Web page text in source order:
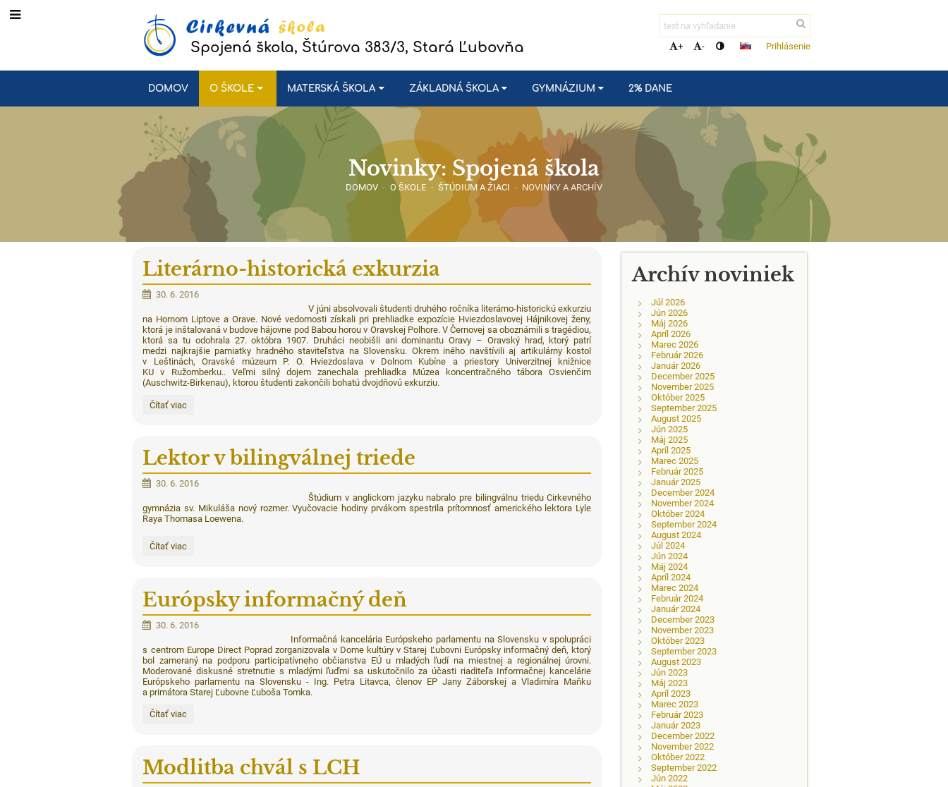
Spojená škola, Štúrova 383/3, Stará Ľubovňa + - Prihlásenie
DOMOV O ŠKOLE MATERSKÁ ŠKOLA ZÁKLADNÁ ŠKOLA GYMNÁZIUM 2% DANE
Novinky: Spojená škola
DOMOV - O ŠKOLE - ŠTÚDIUM A ŽIACI - NOVINKY A ARCHÍV
Literárno-historická exkurzia
30. 6. 2016
V júni absolvovali študenti druhého ročníka literárno-historickú exkurziu
na Hornom Liptove a Orave. Nové vedomosti získali pri prehliadke expozície Hviezdoslavovej Hájnikovej ženy,
ktorá je inštalovaná v budove hájovne pod Babou horou v Oravskej Polhore. V Černovej sa oboznámili s tragédiou,
ktorá sa tu odohrala 27. októbra 1907. Druháci neobišli ani dominantu Oravy – Oravský hrad, ktorý patrí
medzi najkrajšie pamiatky hradného staviteľstva na Slovensku. Okrem iného navštívili aj artikulárny kostol
v Leštinách, Oravské múzeum P. O. Hviezdoslava v Dolnom Kubíne a priestory Univerzitnej knižnice
KU v Ružomberku.. Veľmi silný dojem zanechala prehliadka Múzea koncentračného tábora Osvienčim
(Auschwitz-Birkenau), ktorou študenti zakončili bohatú dvojdňovú exkurziu.
Literárno-
Čítať viac
Lektor v bilingválnej triede
30. 6. 2016
Štúdium v anglickom jazyku nabralo pre bilingválnu triedu Cirkevného
gymnázia sv. Mikuláša nový rozmer. Vyučovacie hodiny prvákom spestrila prítomnosť amerického lektora Lyle
Raya Thomasa Loewena.
Lektor
Čítať viac
Európsky informačný deň
30. 6. 2016
Informačná kancelária Európskeho parlamentu na Slovensku v spolupráci
s centrom Europe Direct Poprad zorganizovala v Dome kultúry v Starej Ľubovni Európsky informačný deň, ktorý
bol zameraný na podporu participatívneho občianstva EÚ u mladých ľudí na miestnej a regionálnej úrovni.
Moderované diskusné stretnutie s mladými ľuďmi sa uskutočnilo za účasti riaditeľa Informačnej kancelárie
Európskeho parlamentu na Slovensku - Ing. Petra Litavca, členov EP Jany Záborskej a Vladimíra Maňku
a primátora Starej Ľubovne Ľuboša Tomka.
Európsky
Čítať viac
Modlitba chvál s LCH
Archív noviniek
Júl 2026
Jún 2026
Máj 2026
Apríl 2026
Marec 2026
Február 2026
Január 2026
December 2025
November 2025
Október 2025
September 2025
August 2025
Jún 2025
Máj 2025
Apríl 2025
Marec 2025
Február 2025
Január 2025
December 2024
November 2024
Október 2024
September 2024
August 2024
Júl 2024
Jún 2024
Máj 2024
Apríl 2024
Marec 2024
Február 2024
Január 2024
December 2023
November 2023
Október 2023
September 2023
August 2023
Jún 2023
Máj 2023
Apríl 2023
Marec 2023
Február 2023
Január 2023
December 2022
November 2022
Október 2022
September 2022
Jún 2022